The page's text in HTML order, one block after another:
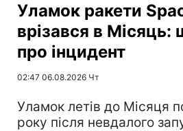
Уламок ракети
врізався в Місяць:
про інцидент
02:47 06.08.2026 Чт
Уламок летів до Місяця
року після невдалого